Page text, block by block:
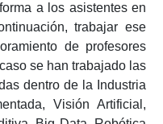
a los asistentes en
trabajar ese
de profesores
se han trabajado las
dentro de la Industria
Visión Artificial,